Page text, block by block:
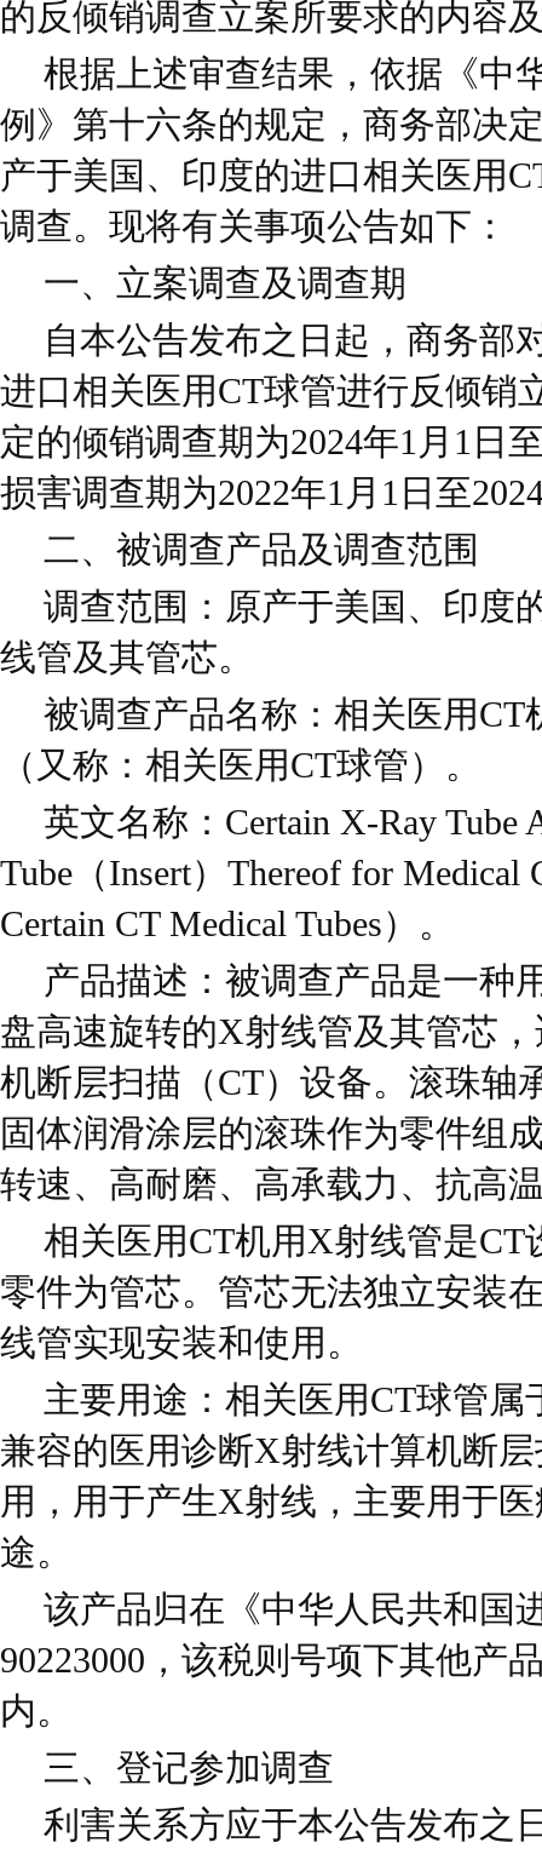
的反倾销调查立案所要求的内容
根据上述审查结果，依据《中
例》第十六条的规定，商务部决
产于美国、印度的进口相关医用
调查。现将有关事项公告如下：
一、立案调查及调查期
自本公告发布之日起，商务部
进口相关医用CT球管进行反倾销
定的倾销调查期为2024年1月1日
损害调查期为2022年1月1日至
二、被调查产品及调查范围
调查范围：原产于美国、印度
线管及其管芯。
被调查产品名称：相关医用
（又称：相关医用CT球管）。
英文名称：Certain X-Ray Tube
Tube（Insert）Thereof for Medical
Certain CT Medical Tubes）。
产品描述：被调查产品是一种
盘高速旋转的X射线管及其管芯
机断层扫描（CT）设备。滚珠轴
固体润滑涂层的滚珠作为零件组
转速、高耐磨、高承载力、抗高
相关医用CT机用X射线管是
零件为管芯。管芯无法独立安装
线管实现安装和使用。
主要用途：相关医用CT球管
兼容的医用诊断X射线计算机断
用，用于产生X射线，主要用于
途。
该产品归在《中华人民共和国
90223000，该税则号项下其他产
内。
三、登记参加调查
利害关系方应于本公告发布之